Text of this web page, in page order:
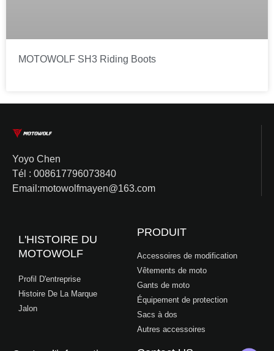
MOTOWOLF SH3 Riding Boots
Yoyo Chen
Tél : 008617796073840
Email:motowolfmayen@163.com
L'HISTOIRE DU
MOTOWOLF
Profil D'entreprise
Histoire De La Marque
Jalon
PRODUIT
Accessoires de modification
Vêtements de moto
Gants de moto
Équipement de protection
Sacs à dos
Autres accessoires